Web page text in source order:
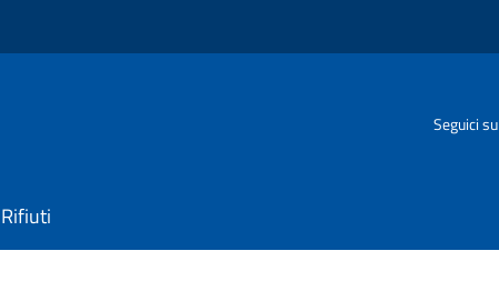
Seguici su
Rifiuti